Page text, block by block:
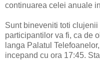
continuarea celei anuale
Sunt bineveniti toti
participantilor va fi, ca de
langa Palatul
incepand cu ora 17:45.